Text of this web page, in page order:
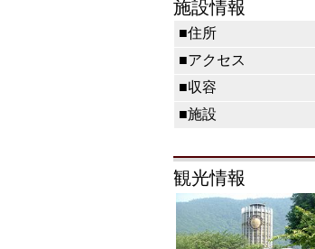
施設情報
■住所
■アクセス
■収容
■施設
観光情報